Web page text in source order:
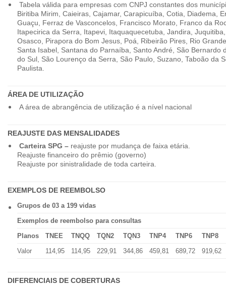
Tabela válida para empresas com CNPJ constantes dos
Biritiba Mirim, Caieiras, Cajamar, Carapicuíba, Cotia, Diadema,
Guaçu, Ferraz de Vasconcelos, Francisco Morato, Franco da
Itapecirica da Serra, Itapevi, Itaquaquecetuba, Jandira,
Osasco, Pirapora do Bom Jesus, Poá, Ribeirão Pires, Rio
Santa Isabel, Santana do Parnaíba, Santo André, São Bernardo
do Sul, São Lourenço da Serra, São Paulo, Suzano, Taboão da
Paulista.
ÁREA DE UTILIZAÇÃO
A área de abrangência de utilização é a nível nacional
REAJUSTE DAS MENSALIDADES
Carteira SPG –reajuste por mudança de faixa etária.
Reajuste financeiro do prêmio (governo)
Reajuste por sinistralidade de toda carteira.
EXEMPLOS DE REEMBOLSO
Grupos de 03 a 199 vidas
Exemplos de reembolso para consultas
Planos
TNEE TNQQ TQN2 TQN3 TNP4 TNP6
TNP8
Valor
114,95 114,95 229,91 344,86 459,81 689,72 919,62
DIFERENCIAIS DE COBERTURAS